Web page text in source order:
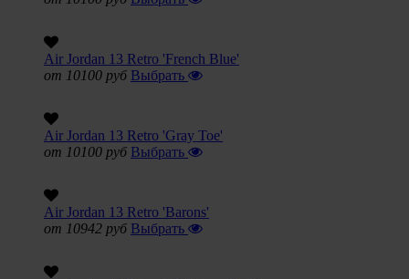
Air Jordan 13 Retro 'French Blue'
от 10100 руб Выбрать
Air Jordan 13 Retro 'Gray Toe'
от 10100 руб Выбрать
Air Jordan 13 Retro 'Barons'
от 10942 руб Выбрать